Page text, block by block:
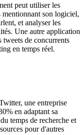
peut utiliser les
mentionnant son logiciel,
et analyser les
Une autre application
tweets de concurrents
en temps réel.
une entreprise
en adaptant sa
temps de recherche et
pour d'autres